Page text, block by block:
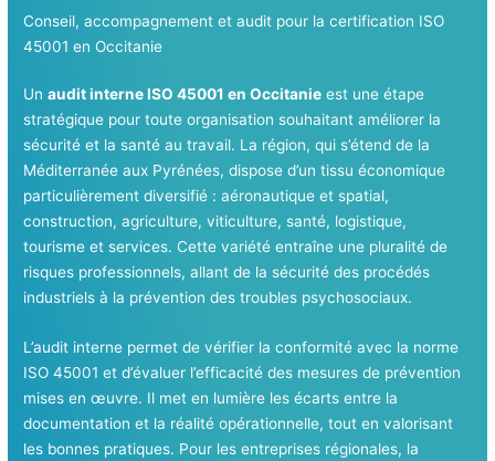
Conseil, accompagnement et audit pour la certification ISO
45001 en Occitanie
Unaudit interne ISO 45001 en Occitanie est une étape
stratégique pour toute organisation souhaitant améliorer la
sécurité et la santé au travail. La région, qui s’étend de la
Méditerranée aux Pyrénées, dispose d’un tissu économique
particulièrement diversifié : aéronautique et spatial,
construction, agriculture, viticulture, santé, logistique,
tourisme et services. Cette variété entraîne une pluralité de
risques professionnels, allant de la sécurité des procédés
industriels à la prévention des troubles psychosociaux.
L’audit interne permet de vérifier la conformité avec la norme
ISO 45001 et d’évaluer l’efficacité des mesures de prévention
mises en œuvre. Il met en lumière les écarts entre la
documentation et la réalité opérationnelle, tout en valorisant
les bonnes pratiques. Pour les entreprises régionales, la